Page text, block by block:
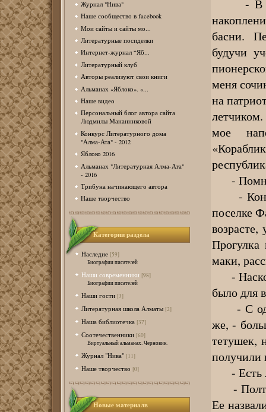
Журнал "Нива"
Наше сообщество в facebook
Мои сайты и сайты мо...
Литературные посиделки
Интернет-журнал “Яб...
Литературный клуб
Авторы реализуют свои книги
Альманах «Яблоко». «...
Наше видео
Персональный блог автора сайта
Людмилы Мананниковой
Конкурс Литературного дома
"Алма-Ата" - 2012
Яблоко 2016
Альманах "Литературная Алма-Ата"
- 2016
Трибуна начинающего автора
Наше творчество
Категории раздела
Наследие [59]
Биографии писателей
Наши современники [98]
Биографии писателей
Наши гости [3]
Литературная школа Алматы [2]
Наша библиотечка [37]
Соотечественники [60]
Виртуальный альманах. Черновик.
Журнал "Нива" [11]
Наше творчество [0]
Новые материалв
- В
басни.
будучи
меня
на
мое
-
-
поселке
Прогулка
маки,
-
было для
- С
же, -
тетушек,
получили
- Есть
-
Ее